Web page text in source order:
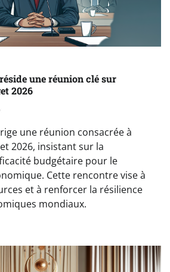
une réunion clé sur
2026
une réunion consacrée à
2026, insistant sur la
budgétaire pour le
Cette rencontre vise à
et à renforcer la résilience
mondiaux.